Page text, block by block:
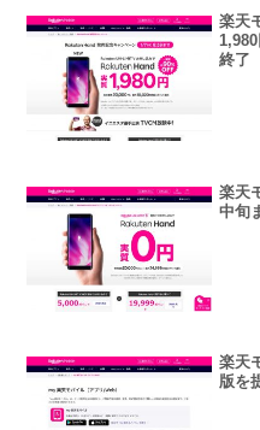
楽天
終了
楽天
中旬
楽天
版を